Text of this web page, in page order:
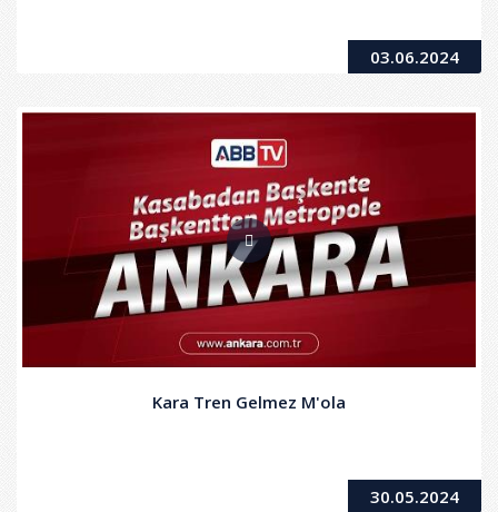
03.06.2024
Kara Tren Gelmez M'ola
30.05.2024